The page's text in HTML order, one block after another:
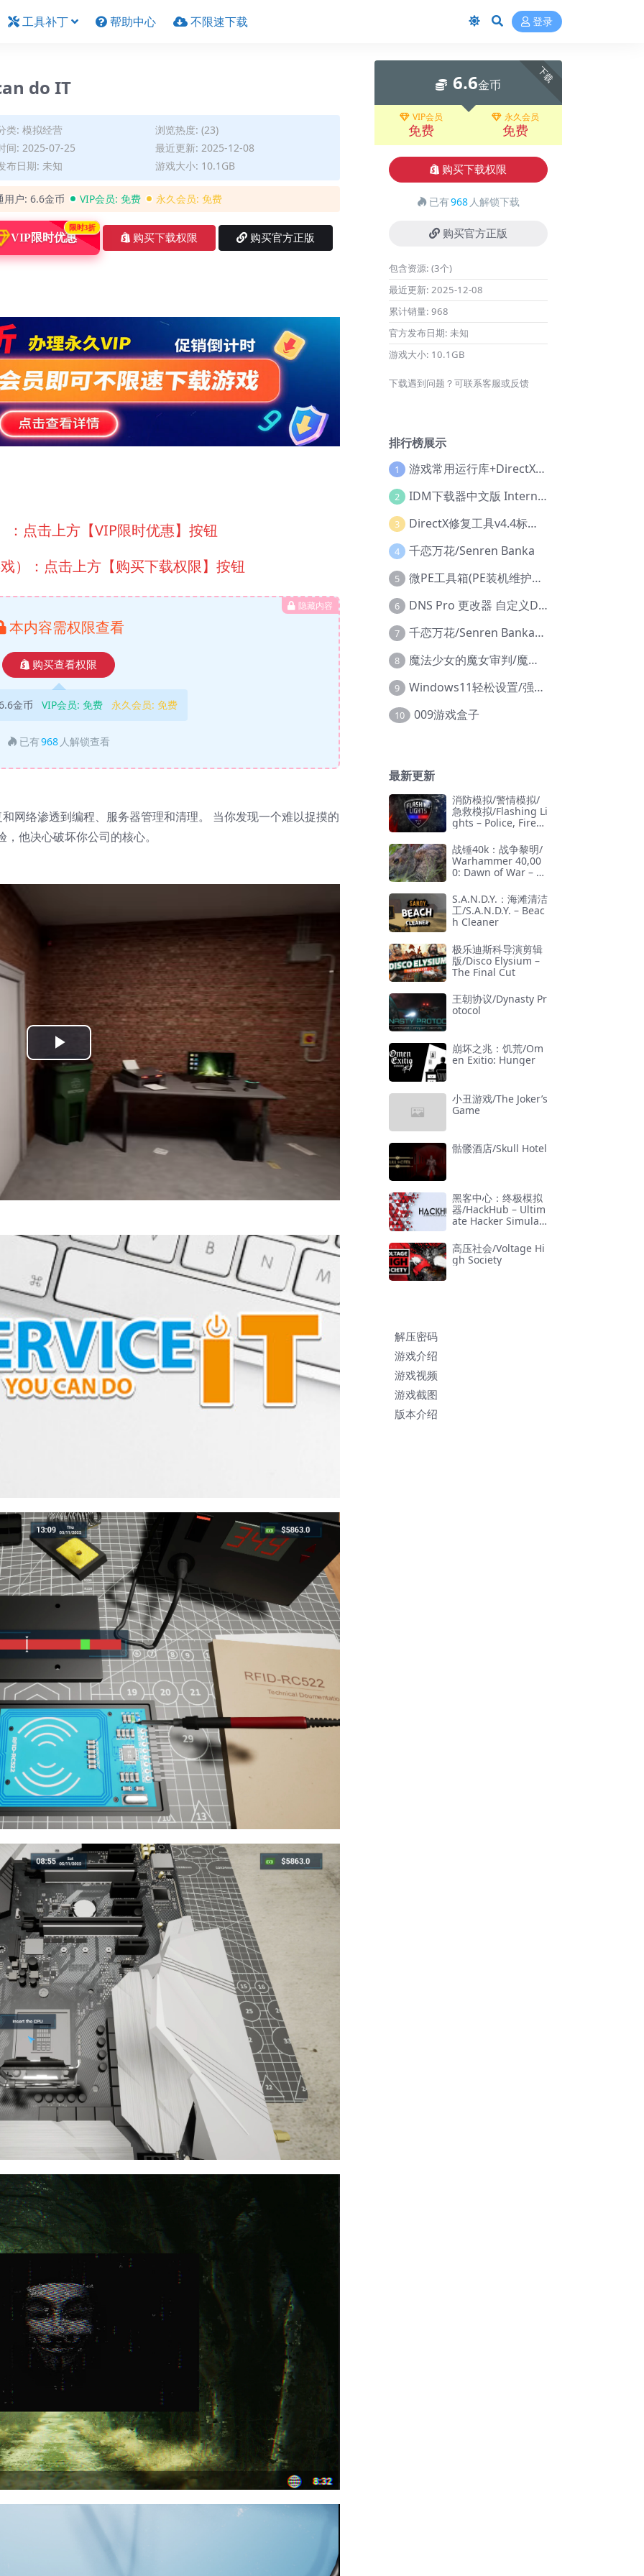
工具补丁 帮助中心 不限速下载 登录
do IT
类: 模拟经营
浏览热度: (23)
间: 2025-07-25
最近更新: 2025-12-08
布日期: 未知
游戏大小: 10.1GB
用户: 6.6金币 VIP会员: 免费 永久会员: 免费
VIP限时优惠
限时3折
购买下载权限 购买官方正版
点击上方【VIP限时优惠】按钮
）：点击上方【购买下载权限】按钮
隐藏内容
本内容需权限查看
购买查看权限
金币 VIP会员: 免费 永久会员: 免费
已有968 人解锁查看
网络渗透到编程、服务器管理和清理。 当你发现一个难以捉摸的
他决心破坏你公司的核心。
Play
Video
下载
6.6金币
VIP会员
免费
永久会员
免费
购买下载权限
已有968 人解锁下载
购买官方正版
包含资源: (3个)
最近更新: 2025-12-08
累计销量: 968
官方发布日期: 未知
游戏大小: 10.1GB
下载遇到问题？可联系客服或反馈
排行榜展示
1 游戏常用运行库+DirectX修复增强版
2 IDM下载器中文版 Internet Download Manager v6.42.36 IDM
3 DirectX修复工具v4.4标准版+增强版+在线修复版
4 千恋万花/Senren Banka
5 微PE工具箱(PE装机维护工具) v2.3官方正式版
6 DNS Pro 更改器 自定义DNS修改
7 千恋万花/Senren Banka/安卓版
8 魔法少女的魔女审判/魔法少女ノ魔女裁判
9 Windows11轻松设置/强力禁止WD等/兼容Win10
10 009游戏盒子
最新更新
消防模拟/警情模拟/
急救模拟/Flashing Li
ghts – Police, Firefi
Services Simulator
战锤40k：战争黎明/
Warhammer 40,00
0: Dawn of War – D
S.A.N.D.Y.：海滩清洁
工/S.A.N.D.Y. – Beac
h Cleaner
极乐迪斯科导演剪辑
版/Disco Elysium –
The Final Cut
王朝协议/Dynasty Pr
otocol
崩坏之兆：饥荒/Om
en Exitio: Hunger
小丑游戏/The Joker’s
Game
骷髅酒店/Skull Hotel
黑客中心：终极模拟
器/HackHub – Ultim
ate Hacker Simulat
高压社会/Voltage Hi
gh Society
解压密码
游戏介绍
游戏视频
游戏截图
版本介绍